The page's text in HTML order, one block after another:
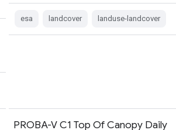
esa landcover landuse-landcover
PROBA-V C1 Top Of Canopy Daily